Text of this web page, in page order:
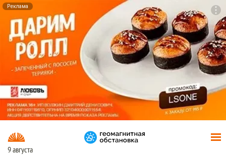
Реклама
9 августа